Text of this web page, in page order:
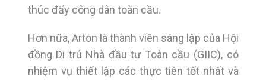
thúc đẩy công dân toàn cầu.
Hơn nữa, Arton là thành viên sáng lập của Hội
đồng Di trú Nhà đầu tư Toàn cầu (GIIC), có
nhiệm vụ thiết lập các thực tiễn tốt nhất và